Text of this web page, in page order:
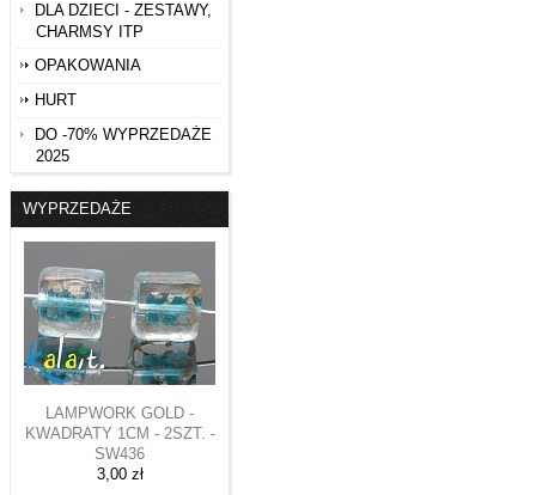
DLA DZIECI - ZESTAWY,
CHARMSY ITP
OPAKOWANIA
HURT
DO -70% WYPRZEDAŻE
2025
WYPRZEDAŻE
LAMPWORK GOLD -
KWADRATY 1CM - 2SZT. -
SW436
3,00 zł